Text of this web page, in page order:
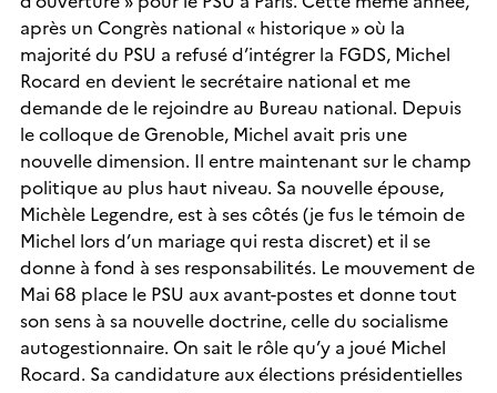
après un Congrès national « historique » où la
majorité du PSU a refusé d’intégrer la FGDS, Michel
Rocard en devient le secrétaire national et me
demande de le rejoindre au Bureau national. Depuis
le colloque de Grenoble, Michel avait pris une
nouvelle dimension. Il entre maintenant sur le champ
politique au plus haut niveau. Sa nouvelle épouse,
Michèle Legendre, est à ses côtés (je fus le témoin de
Michel lors d’un mariage qui resta discret) et il se
donne à fond à ses responsabilités. Le mouvement de
Mai 68 place le PSU aux avant-postes et donne tout
son sens à sa nouvelle doctrine, celle du socialisme
autogestionnaire. On sait le rôle qu’y a joué Michel
Rocard. Sa candidature aux élections présidentielles